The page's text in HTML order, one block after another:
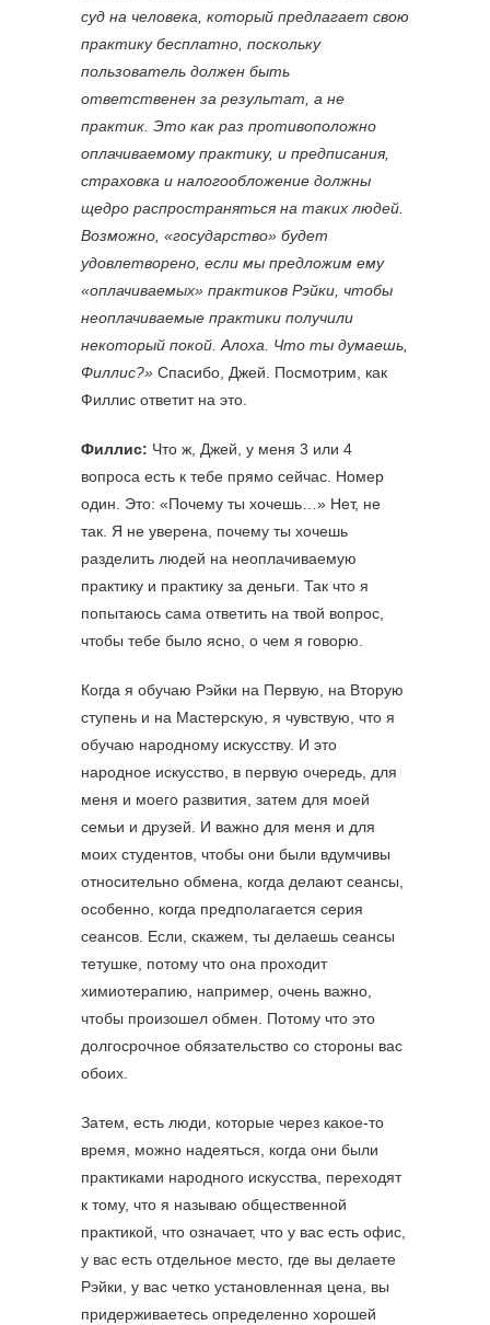
суд на человека, который предлагает свою
практику бесплатно, поскольку
пользователь должен быть
ответственен за результат, а не
практик. Это как раз противоположно
оплачиваемому практику, и предписания,
страховка и налогообложение должны
щедро распространяться на таких людей.
Возможно, «государство» будет
удовлетворено, если мы предложим ему
«оплачиваемых» практиков Рэйки, чтобы
неоплачиваемые практики получили
некоторый покой. Алоха. Что ты думаешь,
Филлис?» Спасибо, Джей. Посмотрим, как
Филлис ответит на это.
Филлис: Что ж, Джей, у меня 3 или 4
вопроса есть к тебе прямо сейчас. Номер
один. Это: «Почему ты хочешь…» Нет, не
так. Я не уверена, почему ты хочешь
разделить людей на неоплачиваемую
практику и практику за деньги. Так что я
попытаюсь сама ответить на твой вопрос,
чтобы тебе было ясно, о чем я говорю.
Когда я обучаю Рэйки на Первую, на Вторую
ступень и на Мастерскую, я чувствую, что я
обучаю народному искусству. И это
народное искусство, в первую очередь, для
меня и моего развития, затем для моей
семьи и друзей. И важно для меня и для
моих студентов, чтобы они были вдумчивы
относительно обмена, когда делают сеансы,
особенно, когда предполагается серия
сеансов. Если, скажем, ты делаешь сеансы
тетушке, потому что она проходит
химиотерапию, например, очень важно,
чтобы произошел обмен. Потому что это
долгосрочное обязательство со стороны вас
обоих.
Затем, есть люди, которые через какое-то
время, можно надеяться, когда они были
практиками народного искусства, переходят
к тому, что я называю общественной
практикой, что означает, что у вас есть офис,
у вас есть отдельное место, где вы делаете
Рэйки, у вас четко установленная цена, вы
придерживаетесь определенно хорошей